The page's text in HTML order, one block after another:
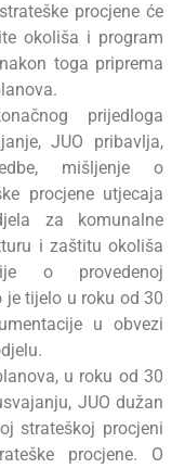
procjene će
okoliša i program
toga priprema
prijedloga
JUO pribavlja,
mišljenje o
procjene utjecaja
za komunalne
i zaštitu okoliša
o provedenoj
je tijelo u roku od 30
u obvezi
u roku od 30
JUO dužan
strateškoj procjeni
procjene. O